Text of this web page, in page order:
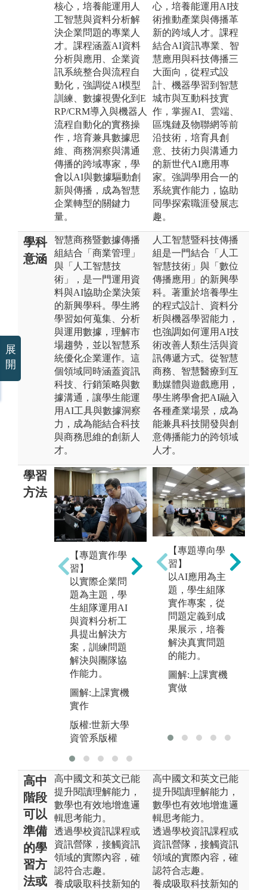
核心，培養能運用人
工智慧與資料分析解
決企業問題的專業人
才。課程涵蓋AI資料
分析與應用、企業資
訊系統整合與流程自
動化，強調從AI模型
訓練、數據視覺化到E
RP/CRM導入與機器人
流程自動化的實務操
作，培育兼具數據思
維、商務洞察與溝通
傳播的跨域專家，學
會以AI與數據驅動創
新與傳播，成為智慧
企業轉型的關鍵力
量。
心，培養能運用AI技
術推動產業與傳播革
新的跨域人才。課程
結合AI資訊專業、智
慧應用與科技傳播三
大面向，從程式設
計、機器學習到智慧
城市與互動科技實
作，掌握AI、雲端、
區塊鏈及物聯網等前
沿技術，培育具創
意、技術力與溝通力
的新世代AI應用專
家。強調學用合一的
系統實作能力，協助
同學探索職涯發展志
趣。
學科
意涵
智慧商務暨數據傳播
組結合「商業管理」
與「人工智慧技
術」，是一門運用資
料與AI協助企業決策
的新興學科。學生將
學習如何蒐集、分析
與運用數據，理解市
場趨勢，並以智慧系
統優化企業運作。這
個領域同時涵蓋資訊
科技、行銷策略與數
據溝通，讓學生能運
用AI工具與數據洞察
力，成為能結合科技
與商務思維的創新人
才。
人工智慧暨科技傳播
組是一門結合「人工
智慧技術」與「數位
傳播應用」的新興學
科。著重於培養學生
的程式設計、資料分
析與機器學習能力，
也強調如何運用AI技
術改善人類生活與資
訊傳遞方式。從智慧
商務、智慧醫療到互
動媒體與遊戲應用，
學生將學會把AI融入
各種產業場景，成為
能兼具科技開發與創
意傳播能力的跨領域
人才。
學習
方法
【專題實作學
習】
以實際企業問
題為主題，學
生組隊運用AI
與資料分析工
具提出解決方
案，訓練問題
解決與團隊協
作能力。
圖解:上課實機
實作
版權:世新大學
資管系版權
【系統實作訓
練】
實際操作ER
P、CRM、RP
A等企業系
統，從規劃到
導入完整體驗
企業數位轉型
流程。
圖解:雲端證照
版權:世新大學
【專題導向學
習】
以AI應用為主
題，學生組隊
實作專案，從
問題定義到成
果展示，培養
解決真實問題
的能力。
圖解:上課實機
實做
高中
階段
可以
準備
的學
習方
法或
高中國文和英文已能
提升閱讀理解能力，
數學也有效地增進邏
輯思考能力。
透過學校資訊課程或
資訊營隊，接觸資訊
領域的實際內容，確
認符合志趣。
養成吸取科技新知的
高中國文和英文已能
提升閱讀理解能力，
數學也有效地增進邏
輯思考能力。
透過學校資訊課程或
資訊營隊，接觸資訊
領域的實際內容，確
認符合志趣。
養成吸取科技新知的
展
開